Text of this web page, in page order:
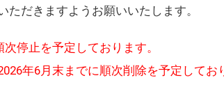
だきますようお願いいたします。
停止を予定しております。
年6月末までに順次削除を予定してお